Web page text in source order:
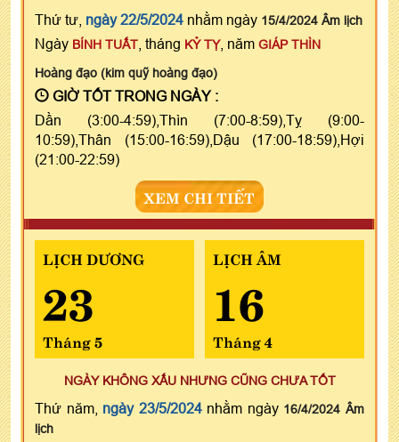
Thứ tư, ngày 22/5/2024 nhằm ngày 15/4/2024 Âm lịch
Ngày BÍNH TUẤT , tháng KỶ TỴ, năm GIÁP THÌN
Hoàng đạo (kim quỹ hoàng đạo)
GIỜ TỐT TRONG NGÀY :
Dần (3:00-4:59),Thìn (7:00-8:59),Tỵ (9:00-
10:59),Thân (15:00-16:59),Dậu (17:00-18:59),Hợi
(21:00-22:59)
XEM CHI TIẾT
LỊCH DƯƠNG
23
Tháng 5
LỊCH ÂM
16
Tháng 4
NGÀY KHÔNG XẤU NHƯNG CŨNG CHƯA TỐT
Thứ năm, ngày 23/5/2024nhằm ngày 16/4/2024 Âm
lịch